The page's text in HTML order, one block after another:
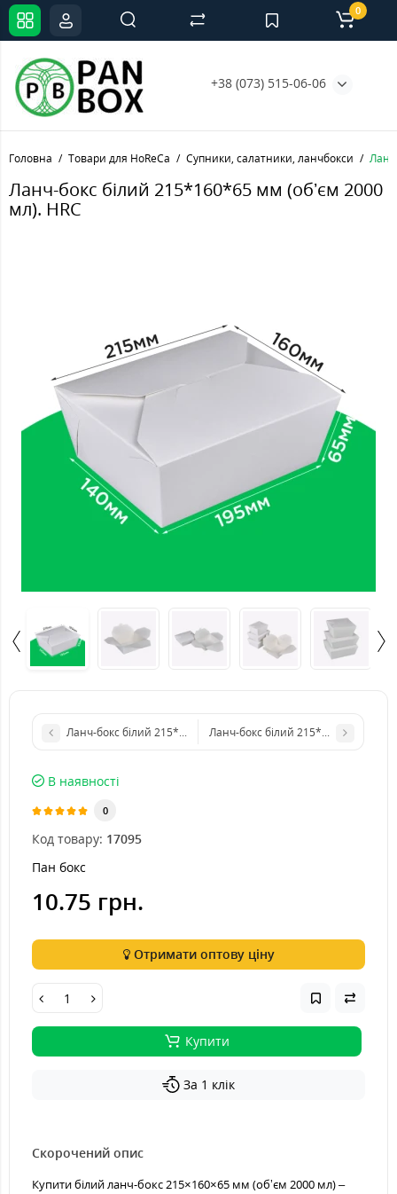
+38 (073) 515-06-06
0
Головна Товари для HoReCa Супники, салатники, ланчбокси
Ланч-бокс білий 215*160*65 мм (обʼєм 2000
мл). HRC
Ланч-бокс білий 215*160*90 мм (обʼєм 2455 мл). HRC
Ланч-бокс білий 215*160*48 мм
В наявності
0
Код товару: 17095
Пан бокс
10.75 грн.
Отримати оптову ціну
Купити
За 1 клік
Скорочений опис
Купити білий ланч-бокс 215×160×65 мм (обʼєм 2000 мл) –